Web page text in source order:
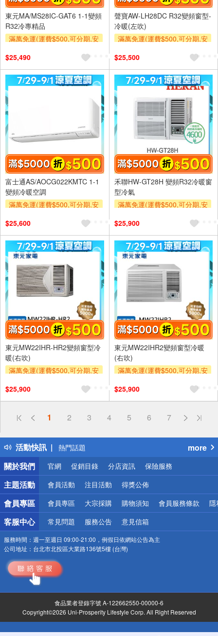
東元MA/MS28IC-GAT6 1-1變頻
R32冷專精品
滿萬免運(運費$500,可分期,安
及使用6期以上分期0利率,需付
基本安裝運費)
滿額折$500
$25,490
聲寶AW-LH28DC R32變頻窗型-
冷暖(左吹)
滿萬免運(運費$500,可分期,安
及使用6期以上分期0利率,需付
基本安裝運費)
滿額折$500
$25,500
富士通AS/AOCG022KMTC 1-1
變頻冷暖空調
滿萬免運(運費$500,可分期,安
及使用6期以上分期0利率,需付
基本安裝運費)
滿額折$500
$25,600
禾聯HW-GT28H 變頻R32冷暖窗
型冷氣
滿萬免運(運費$500,可分期,安
及使用6期以上分期0利率,需付
基本安裝運費)
滿額折$500
$25,900
東元MW22IHR-HR2變頻窗型冷
暖(右吹)
滿萬免運(運費$500,可分期,安
及使用6期以上分期0利率,需付
基本安裝運費)
$25,900
東元MW22IHR2變頻窗型冷暖
(右吹)
滿萬免運(運費$500,可分期,安
及使用6期以上分期0利率,需付
基本安裝運費)
$25,900
1 2 3 4 5 6 7
活動快訊
偏遠地區配送
得獎公告
熱門話題
銀行優惠
偏遠地區配送
詐騙網頁！請小心！
more
關於我們
官網 促銷目錄 分店資訊 保險服務
主題活動 會員活動 注目活動 得獎公佈
會員專區 會員專區 大宗採購 購物須知 會員服務條款 隱
客服中心 常見問題 服務公告 意見信箱
服務時間： 週一至週日 09:00-21:00，例假日依網站公告為主
公司地址： 台北市北投區大業路136號5樓 (台灣)
食品業者登錄字號 A-122662550-00000-6
Copyright©2026 Uni-Prosperity Lifestyle Corp. All Right Reserved